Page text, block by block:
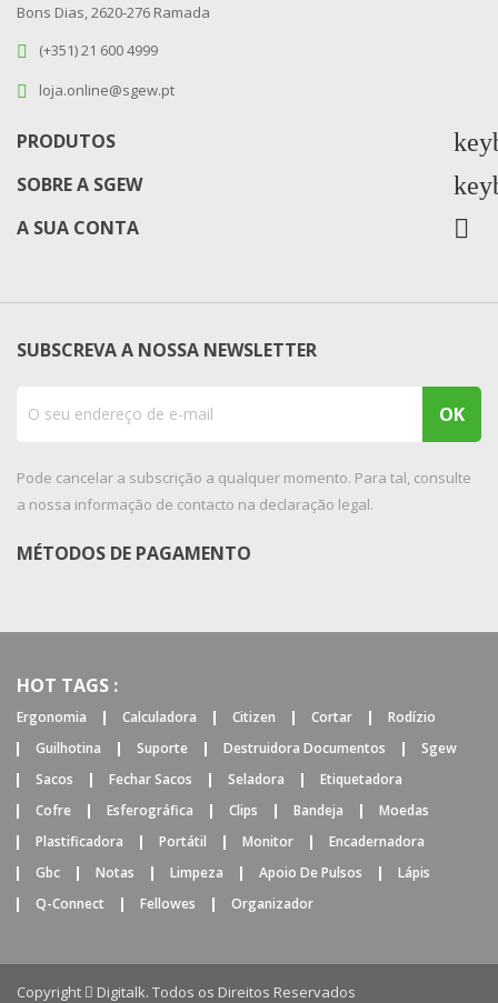
Bons Dias, 2620-276 Ramada
(+351) 21 600 4999
loja.online@sgew.pt
PRODUTOS
SOBRE A SGEW
A SUA CONTA 
SUBSCREVA A NOSSA NEWSLETTER
Pode cancelar a subscrição a qualquer momento. Para tal, consulte
a nossa informação de contacto na declaração legal.
MÉTODOS DE PAGAMENTO
HOT TAGS :
Ergonomia Calculadora Citizen Cortar
Rodízio
Guilhotina
Suporte Destruidora Documentos
Sgew
Sacos
Fechar Sacos Seladora
Etiquetadora
Cofre
Esferográfica Clips Bandeja
Moedas
Plastificadora
Portátil Monitor
Encadernadora
Gbc
Notas Limpeza Apoio De Pulsos
Lápis
Q-Connect
Fellowes Organizador
Copyright Digitalk. Todos os Direitos Reservados